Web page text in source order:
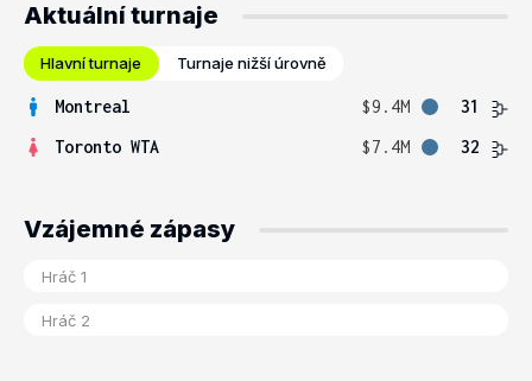
Aktuální turnaje
Hlavní turnaje Turnaje nižší úrovně
Montreal $9.4M
31
Toronto WTA
$7.4M 32
Vzájemné zápasy